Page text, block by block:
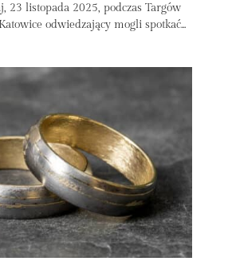
23 listopada 2025, podczas Targów
odwiedzający mogli spotkać...